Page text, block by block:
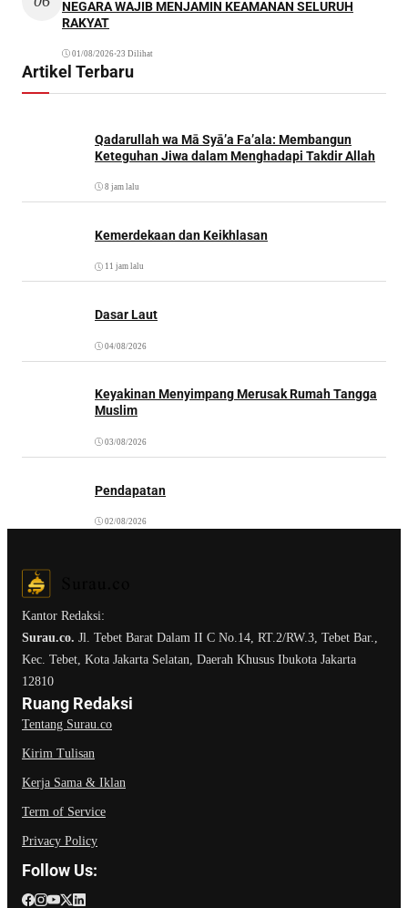
NEGARA WAJIB MENJAMIN KEAMANAN SELURUH
RAKYAT
01/08/2026•23 Dilihat
Artikel Terbaru
Qadarullah wa Mā Syā’a Fa’ala: Membangun
Keteguhan Jiwa dalam Menghadapi Takdir Allah
8 jam lalu
Kemerdekaan dan Keikhlasan
11 jam lalu
Dasar Laut
04/08/2026
Keyakinan Menyimpang Merusak Rumah Tangga
Muslim
03/08/2026
Pendapatan
02/08/2026
Kantor Redaksi:
Surau.co. Jl. Tebet Barat Dalam II C No.14, RT.2/RW.3, Tebet Bar.,
Kec. Tebet, Kota Jakarta Selatan, Daerah Khusus Ibukota Jakarta
12810
Ruang Redaksi
Tentang Surau.co
Kirim Tulisan
Kerja Sama & Iklan
Term of Service
Privacy Policy
Follow Us: